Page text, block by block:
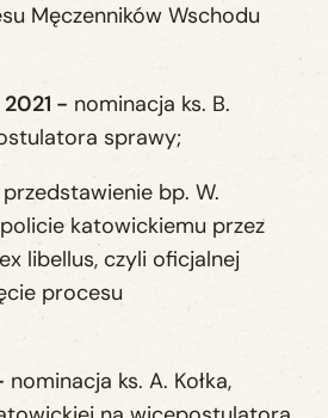
Męczenników Wschodu
- nominacja ks. B.
sprawy;
przedstawienie bp. W.
katowickiemu przez
libellus, czyli oficjalnej
procesu
nominacja ks. A. Kołka,